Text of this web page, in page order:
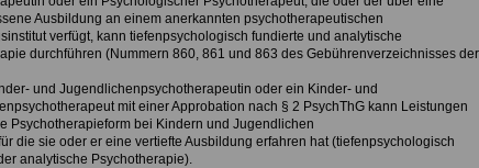
Ausbildung an einem anerkannten psychotherapeutischen
verfügt, kann tiefenpsychologisch fundierte und analytische
durchführen (Nummern 860, 861 und 863 des Gebührenverzeichnisses der
und Jugendlichenpsychotherapeutin oder ein Kinder- und
mit einer Approbation nach § 2 PsychThG kann Leistungen
Psychotherapieform bei Kindern und Jugendlichen
die sie oder er eine vertiefte Ausbildung erfahren hat (tiefenpsychologisch
analytische Psychotherapie).